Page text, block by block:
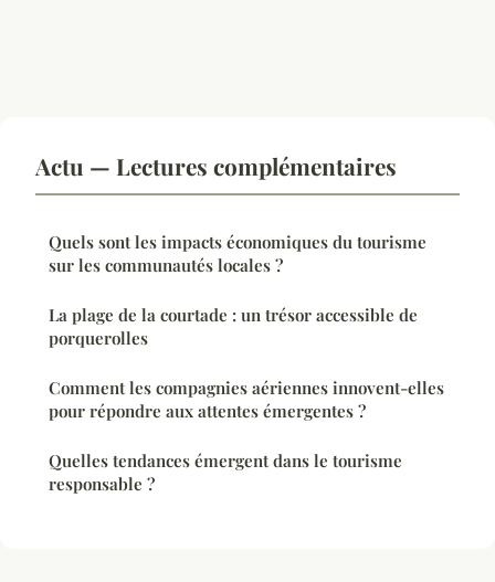
Actu — Lectures complémentaires
Quels sont les impacts économiques du tourisme
sur les communautés locales ?
La plage de la courtade : un trésor accessible de
porquerolles
Comment les compagnies aériennes innovent-elles
pour répondre aux attentes émergentes ?
Quelles tendances émergent dans le tourisme
responsable ?